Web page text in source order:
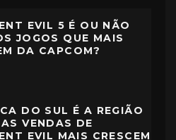
EVIL 5 É OU NÃO
JOGOS QUE MAIS
DA CAPCOM?
DO SUL É A REGIÃO
VENDAS DE
EVIL MAIS CRESCEM